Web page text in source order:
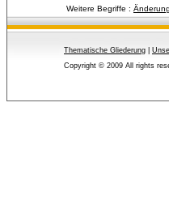
Weitere Begriffe :
Thematische Gliederung
Copyright © 2009 All rights